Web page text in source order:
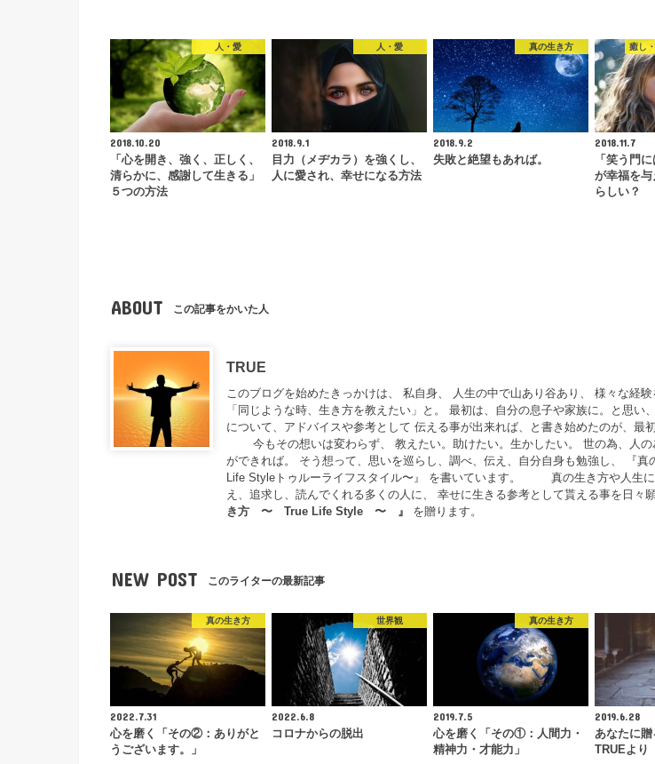
人・愛
2018.10.20
「心を開き、強く、正しく、
清らかに、感謝して生きる」
５つの方法
人・愛
2018.9.1
目力（メヂカラ）を強くし、
人に愛され、幸せになる方法
真の生き方
2018.9.2
失敗と絶望もあれば。
癒し
2018.11.7
「笑う門
が幸福を
らしい？
ABOUT この記事をかいた人
TRUE
このブログを始めたきっかけは、 私自身、 人生の中で山あり谷あり、 様々な経験
「同じような時、生き方を教えたい」と。 最初は、自分の息子や家族に。と思い
について、アドバイスや参考として 伝える事が出来れば、と書き始めたのが、最
今もその想いは変わらず、 教えたい。助けたい。生かしたい。 世の為、人の
ができれば。 そう想って、思いを巡らし、調べ、伝え、自分自身も勉強し、 『
Life Styleトゥルーライフスタイル〜』 を書いています。 真の生き方や人生
え、追求し、読んでくれる多くの人に、 幸せに生きる参考として貰える事を日々
き方 〜 True Life Style 〜 』 を贈ります。
NEW POST このライターの最新記事
真の生き方
2022.7.31
心を磨く「その②：ありがと
うございます。」
世界観
2022.6.8
コロナからの脱出
真の生き方
2019.7.5
心を磨く「その①：人間力・
精神力・才能力」
2019.6.28
あなたに贈
TRUEより